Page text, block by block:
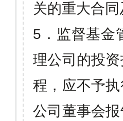
关的重大合
5 ．监督基
理公司的投
程，应不予
公司董事会